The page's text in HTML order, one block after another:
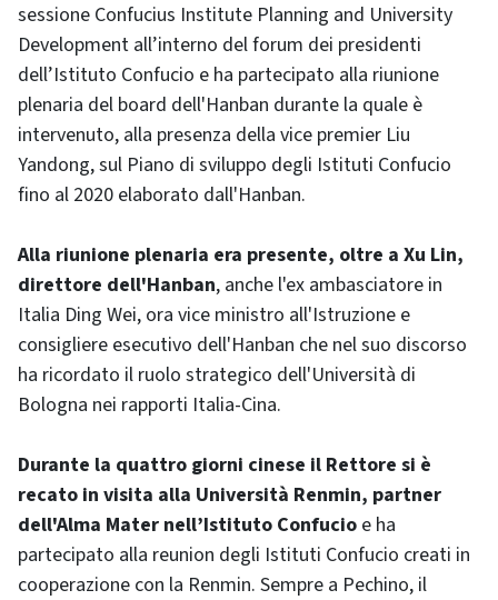
sessione Confucius Institute Planning and University
Development all’interno del forum dei presidenti
dell’Istituto Confucio e ha partecipato alla riunione
plenaria del board dell'Hanban durante la quale è
intervenuto, alla presenza della vice premier Liu
Yandong, sul Piano di sviluppo degli Istituti Confucio
fino al 2020 elaborato dall'Hanban.
Alla riunione plenaria era presente, oltre a Xu Lin,
direttore dell'Hanban, anche l'ex ambasciatore in
Italia Ding Wei, ora vice ministro all'Istruzione e
consigliere esecutivo dell'Hanban che nel suo discorso
ha ricordato il ruolo strategico dell'Università di
Bologna nei rapporti Italia-Cina.
Durante la quattro giorni cinese il Rettore si è
recato in visita alla Università Renmin, partner
dell'Alma Mater nell’Istituto Confucio e ha
partecipato alla reunion degli Istituti Confucio creati in
cooperazione con la Renmin. Sempre a Pechino, il